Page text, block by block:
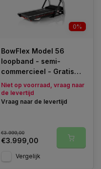
0%
BowFlex Model 56
loopband - semi-
commercieel - Gratis
Montage
Niet op voorraad, vraag naar
de levertijd
Vraag naar de levertijd
€3.999,00
€3.999,00
Vergelijk